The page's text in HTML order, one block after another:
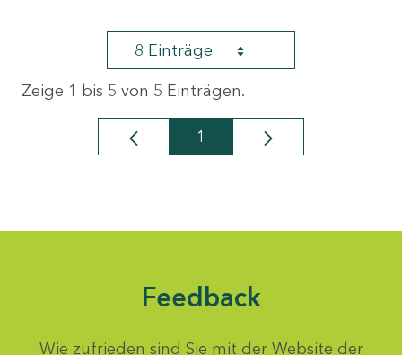
8 Einträge
Zeige 1 bis 5 von 5 Einträgen.
Seite
1
Feedback
Wie zufrieden sind Sie mit der Website der